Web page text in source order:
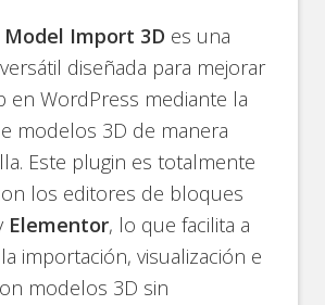
Model Import 3D es una
diseñada para mejorar
en WordPress mediante la
modelos 3D de manera
Este plugin es totalmente
los editores de bloques
Elementor, lo que facilita a
importación, visualización e
modelos 3D sin